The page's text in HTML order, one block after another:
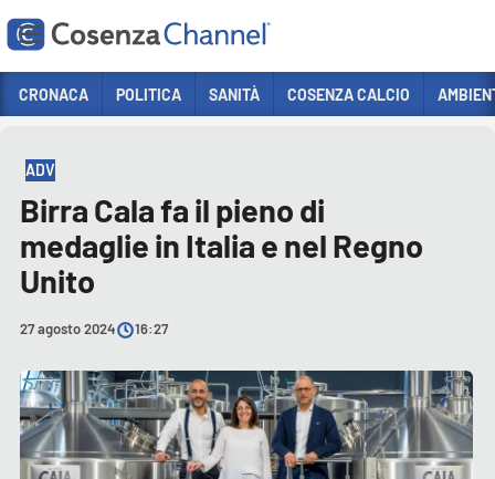
CRONACA
POLITICA
COSENZA CALCIO
ECONOMIA E LAVORO
ITALIA MONDO
SANITÀ
SPORT
CULTURA
CRONACA POLITICA SANITÀ COSENZA CALCIO
ADV
Birra Cala fa il pieno di
medaglie in Italia e nel Regno
Unito
27 agosto 2024 16:27